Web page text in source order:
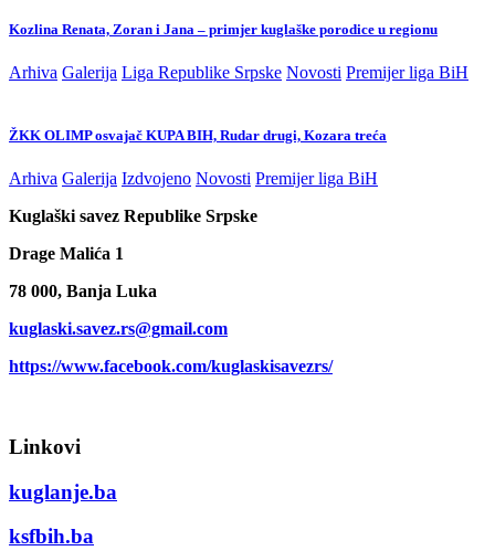
Kozlina Renata, Zoran i Jana – primjer kuglaške porodice u regionu
Arhiva Galerija Liga Republike Srpske Novosti Premijer liga BiH
ŽKK OLIMP osvajač KUPA BIH, Rudar drugi, Kozara treća
Arhiva Galerija Izdvojeno Novosti Premijer liga BiH
Kuglaški savez Republike Srpske
Drage Malića 1
78 000, Banja Luka
kuglaski.savez.rs@gmail.com
https://www.facebook.com/kuglaskisavezrs/
Linkovi
kuglanje.ba
ksfbih.ba